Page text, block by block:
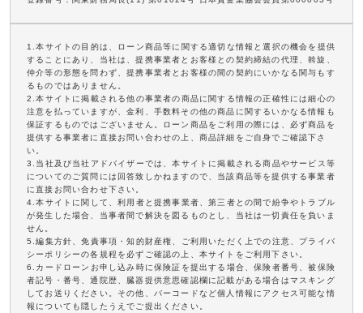
1.本サイトの目的は、ローン商品等に関する適切な情報と選択の機会を提供
することにあり、当社は、提携事業者とお客様との契約締結の代理、斡旋、
仲介等の形態を問わず、提携事業者とお客様の間の契約にいかなる関与もす
るものではありません。
2.本サイトに掲載される他の事業者の商品に関する情報の正確性には細心の
注意を払っていますが、金利、手数料その他の商品に関するいかなる情報も
保証するものではございません。ローン商品をご利用の際には、必ず商品を
提供する事業者に直接お問い合わせの上、商品詳細をご自身でご確認下さ
い。
3.当社及び当社アドバイザーでは、本サイトに掲載される商品やサービス等
についてのご質問には回答致しかねますので、当該商品等を提供する事業者
に直接お問い合わせ下さい。
4.本サイトに関して、利用者と提携事業者、第三者との間で紛争やトラブル
が発生した場合、当事者間で解決を図るものとし、当社は一切責任を負いま
せん。
5.編集方針、免責事項・知的財産権、ご利用いただく上での注意、プライバ
シーポリシーの各規程を必ずご確認の上、本サイトをご利用下さい。
6.カードローンお申し込み時に保険証を提出する場合、保険者番号、被保険
者記号・番号、通院歴、臓器提供意思確認欄に記載がある場合はマスキング
してお送りください。その他、バーコードなど個人情報にアクセス可能な情
報についても隠したうえでご提出ください。